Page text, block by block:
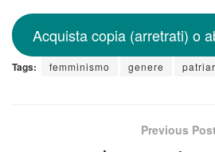
Acquista copia (arretrati) o
Tags: femminismo genere
Previous Post